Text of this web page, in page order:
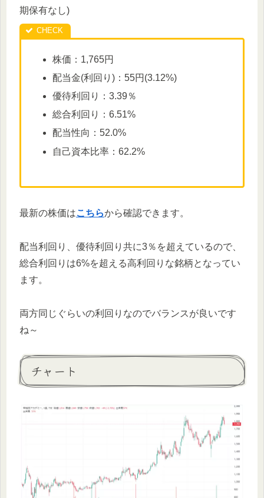
期保有なし)
株価：1,765円
配当金(利回り)：55円(3.12%)
優待利回り：3.39％
総合利回り：6.51%
配当性向：52.0%
自己資本比率：62.2%
最新の株価はこちらから確認できます。
配当利回り、優待利回り共に3％を超えているので、
総合利回りは6%を超える高利回りな銘柄となってい
ます。
両方同じぐらいの利回りなのでバランスが良いです
ね～
チャート